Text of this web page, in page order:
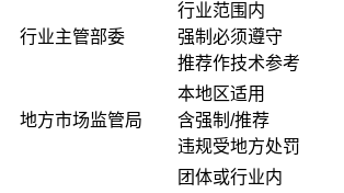
行业主管部委
行业范围内
强制必须遵守
推荐作技术参考
地方市场监管局
本地区适用
含强制/推荐
违规受地方处罚
团体或行业内